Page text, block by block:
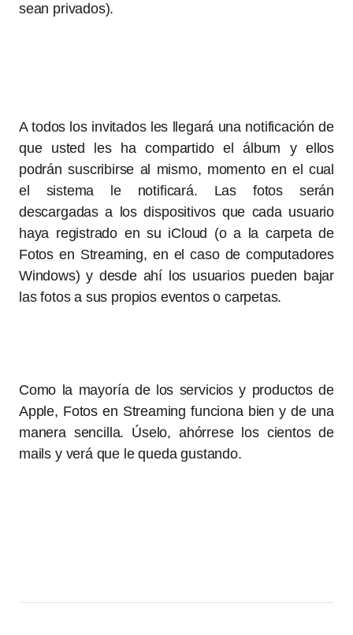
sean privados).
A todos los invitados les llegará una notificación de
que usted les ha compartido el álbum y ellos
podrán suscribirse al mismo, momento en el cual
el sistema le notificará. Las fotos serán
descargadas a los dispositivos que cada usuario
haya registrado en su iCloud (o a la carpeta de
Fotos en Streaming, en el caso de computadores
Windows) y desde ahí los usuarios pueden bajar
las fotos a sus propios eventos o carpetas.
Como la mayoría de los servicios y productos de
Apple, Fotos en Streaming funciona bien y de una
manera sencilla. Úselo, ahórrese los cientos de
mails y verá que le queda gustando.